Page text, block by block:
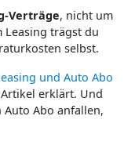
Verträge, nicht um
Leasing trägst du
selbst.
und Auto Abo
erklärt. Und
Auto Abo anfallen,